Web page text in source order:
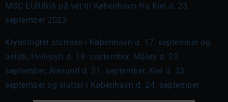
MSC EURIBIA på vej til København fra Kiel d. 23.
september 2023
Krydstogtet startede i København d. 17. september og
anløb, Hellesylt d. 19. september, Måløy d. 20.
september, Ålesund d. 21. september, Kiel d. 23.
september og slutter i København d. 24. september.